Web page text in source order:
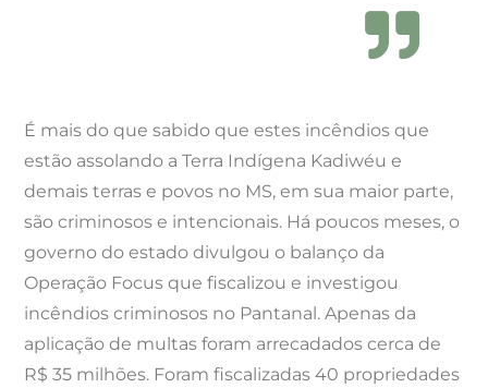
É mais do que sabido que estes incêndios que
estão assolando a Terra Indígena Kadiwéu e
demais terras e povos no MS, em sua maior parte,
são criminosos e intencionais. Há poucos meses, o
governo do estado divulgou o balanço da
Operação Focus que fiscalizou e investigou
incêndios criminosos no Pantanal. Apenas da
aplicação de multas foram arrecadados cerca de
R$ 35 milhões. Foram fiscalizadas 40 propriedades